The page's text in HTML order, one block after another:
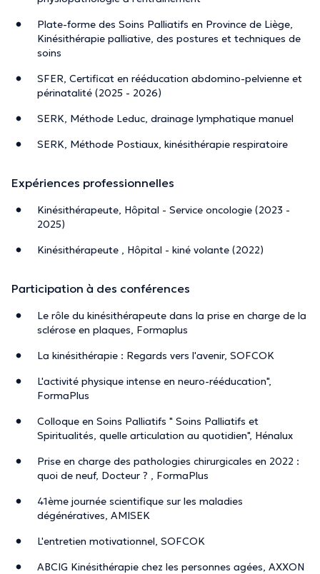
Plate-forme des Soins Palliatifs en Province de Liège,
Kinésithérapie palliative, des postures et techniques de
soins
SFER, Certificat en rééducation abdomino-pelvienne et
périnatalité (2025 - 2026)
SERK, Méthode Leduc, drainage lymphatique manuel
SERK, Méthode Postiaux, kinésithérapie respiratoire
Expériences professionnelles
Kinésithérapeute, Hôpital - Service oncologie (2023 -
2025)
Kinésithérapeute , Hôpital - kiné volante (2022)
Participation à des conférences
Le rôle du kinésithérapeute dans la prise en charge de la
sclérose en plaques, Formaplus
La kinésithérapie : Regards vers l'avenir, SOFCOK
L'activité physique intense en neuro-rééducation",
FormaPlus
Colloque en Soins Palliatifs " Soins Palliatifs et
Spiritualités, quelle articulation au quotidien", Hénalux
Prise en charge des pathologies chirurgicales en 2022 :
quoi de neuf, Docteur ? , FormaPlus
41ème journée scientifique sur les maladies
dégénératives, AMISEK
L'entretien motivationnel, SOFCOK
ABCIG Kinésithérapie chez les personnes agées, AXXON